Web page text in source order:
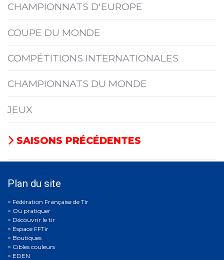
CHAMPIONNATS D'EUROPE
COUPE DU MONDE
COMPÉTITIONS INTERNATIONALES
CHAMPIONNATS DU MONDE
JEUX
SAISONS PRÉCÉDENTES
Plan du site
Où pratiquer
Découvrir le tir
Espace FFTir
Boutiques
Cibles couleurs
EDEN